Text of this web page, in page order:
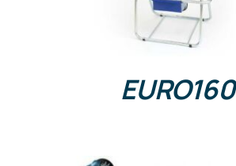
EURO160